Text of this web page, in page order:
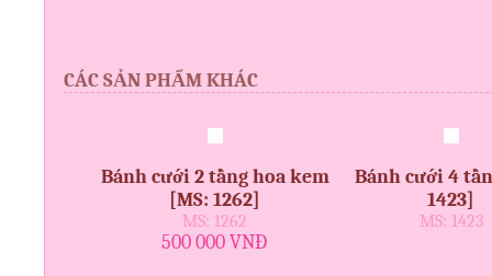
CÁC SẢN PHẨM KHÁC
Bánh cưới 2 tầng hoa kem
[MS: 1262]
MS: 1262
500 000 VNĐ
Bánh cưới 4
1423]
MS: 1423